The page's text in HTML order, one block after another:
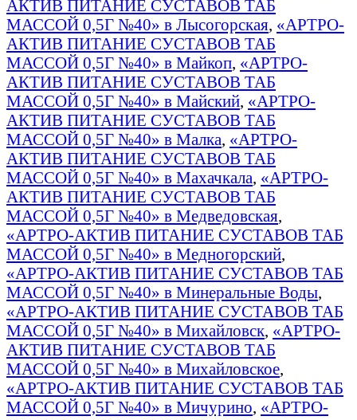
АКТИВ ПИТАНИЕ СУСТАВОВ ТАБ
МАССОЙ 0,5Г №40» в Лысогорская, «АРТРО-
АКТИВ ПИТАНИЕ СУСТАВОВ ТАБ
МАССОЙ 0,5Г №40» в Майкоп, «АРТРО-
АКТИВ ПИТАНИЕ СУСТАВОВ ТАБ
МАССОЙ 0,5Г №40» в Майский, «АРТРО-
АКТИВ ПИТАНИЕ СУСТАВОВ ТАБ
МАССОЙ 0,5Г №40» в Малка, «АРТРО-
АКТИВ ПИТАНИЕ СУСТАВОВ ТАБ
МАССОЙ 0,5Г №40» в Махачкала, «АРТРО-
АКТИВ ПИТАНИЕ СУСТАВОВ ТАБ
МАССОЙ 0,5Г №40» в Медведовская,
«АРТРО-АКТИВ ПИТАНИЕ СУСТАВОВ ТАБ
МАССОЙ 0,5Г №40» в Медногорский,
«АРТРО-АКТИВ ПИТАНИЕ СУСТАВОВ ТАБ
МАССОЙ 0,5Г №40» в Минеральные Воды,
«АРТРО-АКТИВ ПИТАНИЕ СУСТАВОВ ТАБ
МАССОЙ 0,5Г №40» в Михайловск, «АРТРО-
АКТИВ ПИТАНИЕ СУСТАВОВ ТАБ
МАССОЙ 0,5Г №40» в Михайловское,
«АРТРО-АКТИВ ПИТАНИЕ СУСТАВОВ ТАБ
МАССОЙ 0,5Г №40» в Мичурино, «АРТРО-